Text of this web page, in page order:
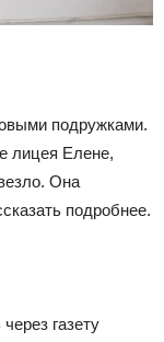
подружками.
лицея Елене,
Она
подробнее.
газету